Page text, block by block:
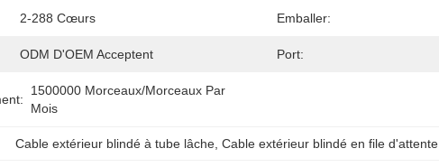
2-288 Cœurs Emballer:
ODM D'OEM Acceptent Port:
1500000 Morceaux/morceaux Par
Mois
Cable extérieur blindé à tube lâche, Cable extérieur blindé en file d'attente,